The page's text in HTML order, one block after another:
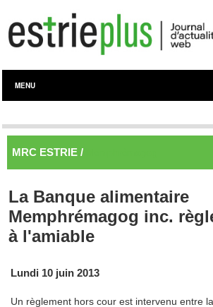
MENU
MRC ESTRIE /
La Banque alimentaire
Memphrémagog inc.
à l'amiable
Lundi 10 juin 2013
Un règlement hors cour est intervenu entre